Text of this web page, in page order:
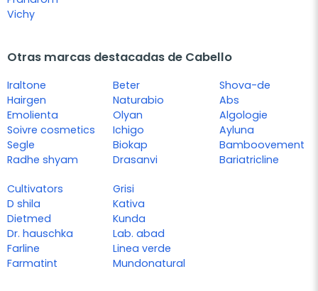
Vichy
Otras marcas destacadas de Cabello
Iraltone
Hairgen
Emolienta
Soivre cosmetics
Segle
Radhe shyam
Beter
Naturabio
Olyan
Ichigo
Biokap
Drasanvi
Shova-de
Abs
Algologie
Ayluna
Bamboovement
Bariatricline
Cultivators
D shila
Dietmed
Dr. hauschka
Farline
Farmatint
Grisi
Kativa
Kunda
Lab. abad
Linea verde
Mundonatural